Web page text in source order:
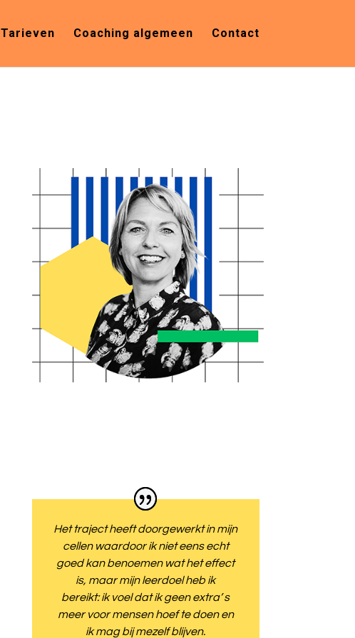
Tarieven Coaching algemeen Contact
Het traject heeft doorgewerkt in mijn
cellen waardoor ik niet eens echt
goed kan benoemen wat het effect
is, maar mijn leerdoel heb ik
bereikt:ik voel dat ik geen extra’ s
meer voor mensen hoef te doen en
ik mag bij mezelf blijven.